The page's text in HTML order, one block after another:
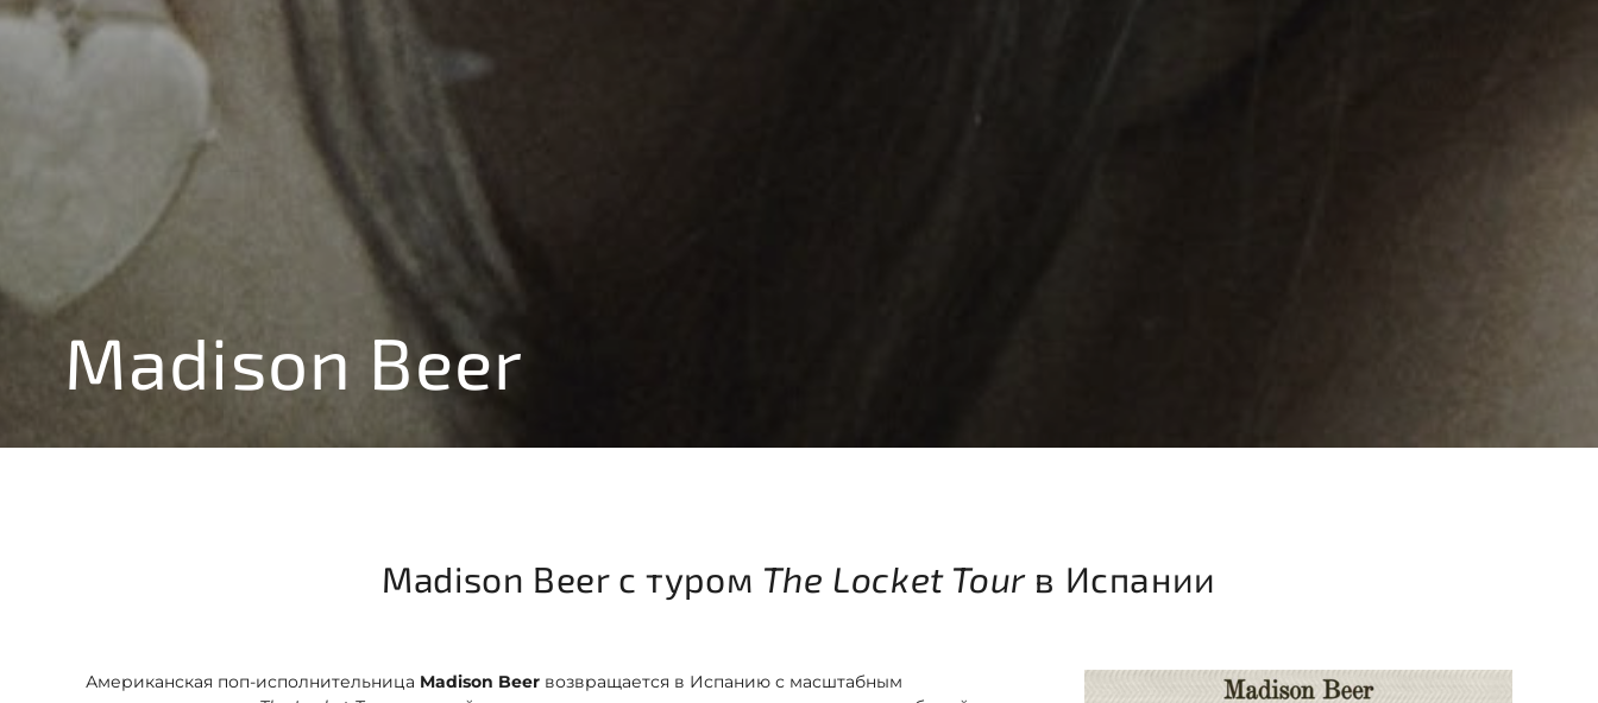
Madison Beer
Madison Beer с туром The Locket Tourв Испании
Американская поп-исполнительница Madison Beer возвращается в Испанию с масштабным